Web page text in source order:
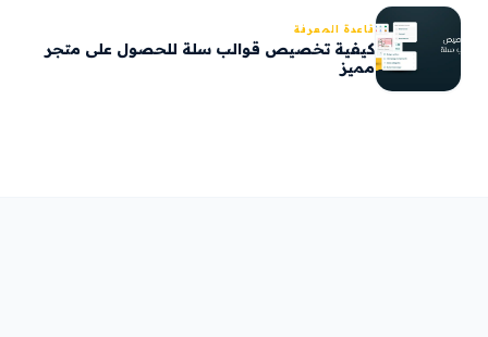
قاعدة المعرفة
كيفية تخصيص قوالب سلة للحصول على متجر
مميز